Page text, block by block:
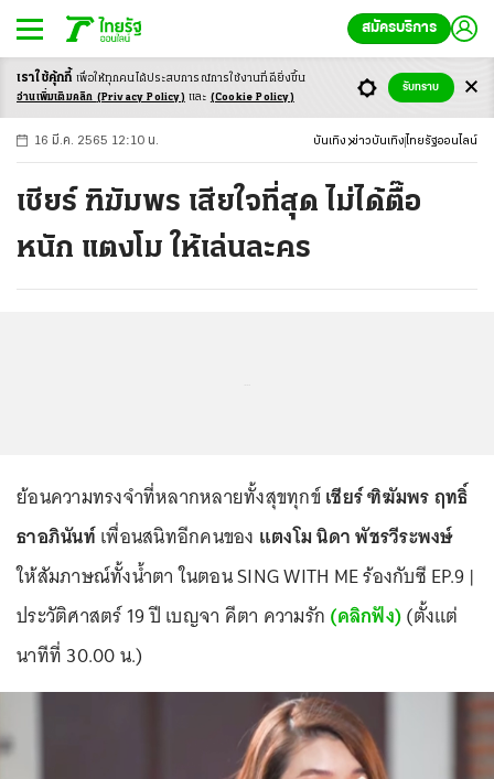
สมัครบริการ
-ก ก ก+
16 มี.ค. 2565 12:10 น. บันเทิง ข่าวบันเทิง ไทยรัฐออนไลน์
เชียร์ ฑิฆัมพร เสียใจที่สุด ไม่ได้ตื๊อ
หนัก แตงโม ให้เล่นละคร
ย้อนความทรงจำที่หลากหลายทั้งสุขทุกข์เชียร์ ฑิฆัมพร ฤทธิ์
ธาอภินันท์เพื่อนสนิทอีกคนของ แตงโม นิดา พัชรวีระพงษ์
ให้สัมภาษณ์ทั้งน้ำตา ในตอน SING WITH ME ร้องกับซี EP.9 |
ประวัติศาสตร์ 19 ปี เบญจา คีตา ความรัก (คลิกฟัง)(ตั้งแต่
นาทีที่ 30.00 น.)
เราใช้คุ้กกี้ เพื่อให้ทุกคนได้ประสบการณ์การใช้งานที่ดียิ่งขึ้น
อ่านเพิ่มเติมคลิก (Privacy Policy) และ (Cookie Policy)
รับทราบ